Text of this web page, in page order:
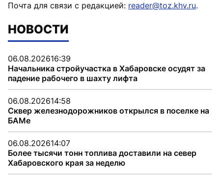
Почта для связи с редакцией: reader@toz.khv.ru.
НОВОСТИ
06.08.202616:39
Начальника стройучастка в Хабаровске осудят за
падение рабочего в шахту лифта
06.08.202614:58
Сквер железнодорожников открылся в поселке на
БАМе
06.08.202614:07
Более тысячи тонн топлива доставили на север
Хабаровского края за неделю